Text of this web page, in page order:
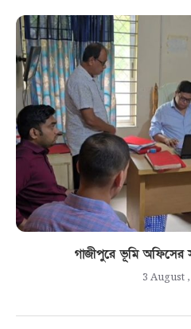
গাজীপুরে ভূমি অফিসের
3 August